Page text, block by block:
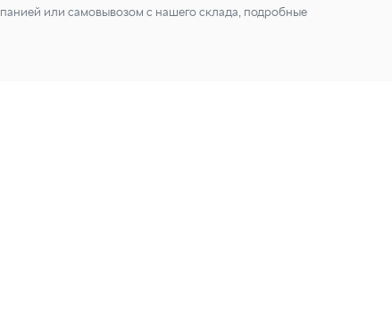
или самовывозом с нашего склада, подробные